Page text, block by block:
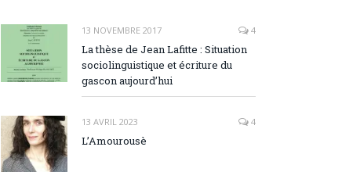
13 NOVEMBRE 2017 4
La thèse de Jean Lafitte : Situation
sociolinguistique et écriture du
gascon aujourd’hui
13 AVRIL 2023 4
L’Amourousè